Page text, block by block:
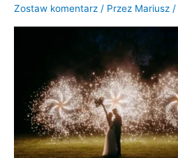
Zostaw komentarz / Przez Mariusz /